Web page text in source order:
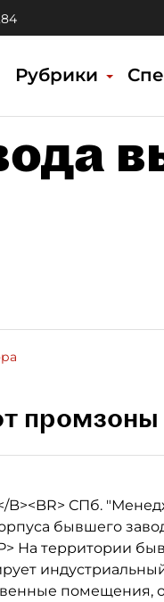
Рубрики
промзоны
СПб.
бывшего
На территории
индустриальный
помещения,